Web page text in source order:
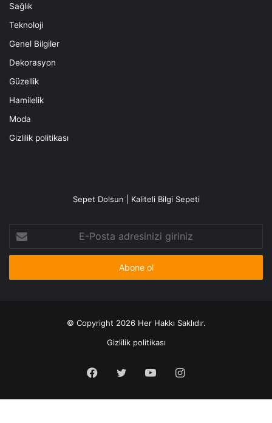
Sağlık
Teknoloji
Genel Bilgiler
Dekorasyon
Güzellik
Hamilelik
Moda
Gizlilik politikası
Sepet Dolsun | Kaliteli Bilgi Sepeti
Posta
adresinizi
© Copyright 2026 Her Hakkı Saklıdır.
Gizlilik politikası
Facebook
X YouTubeInstagram